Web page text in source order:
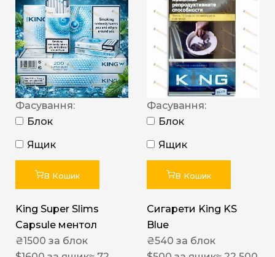
Фасування:
Блок
Ящик
В Кошик
King Super Slims
Capsule ментол
₴1500 за блок
Фасування:
Блок
Ящик
В Кошик
Сигарети King KS
Blue
₴540 за блок